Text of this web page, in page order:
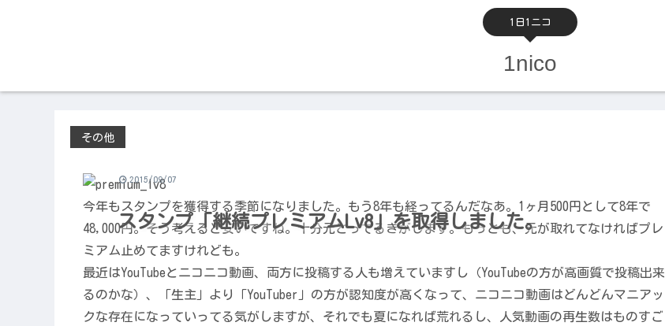
1日1ニコ
1nico
スタンプ「継続プレミアムLv8」を取得しました。
その他
2015/09/07
今年もスタンプを獲得する季節になりました。もう8年も経ってるんだなあ。1ヶ月500円として8年で
48,000円。そう考えると安いですね。十分元とってるきがします。もっとも、元が取れてなければプレ
ミアム止めてますけれども。
最近はYouTubeとニコニコ動画、両方に投稿する人も増えていますし（YouTubeの方が高画質で投稿出来
るのかな）、「生主」より「YouTuber」の方が認知度が高くなって、ニコニコ動画はどんどんマニアッ
クな存在になっていってる気がしますが、それでも夏になれば荒れるし、人気動画の再生数はものすご